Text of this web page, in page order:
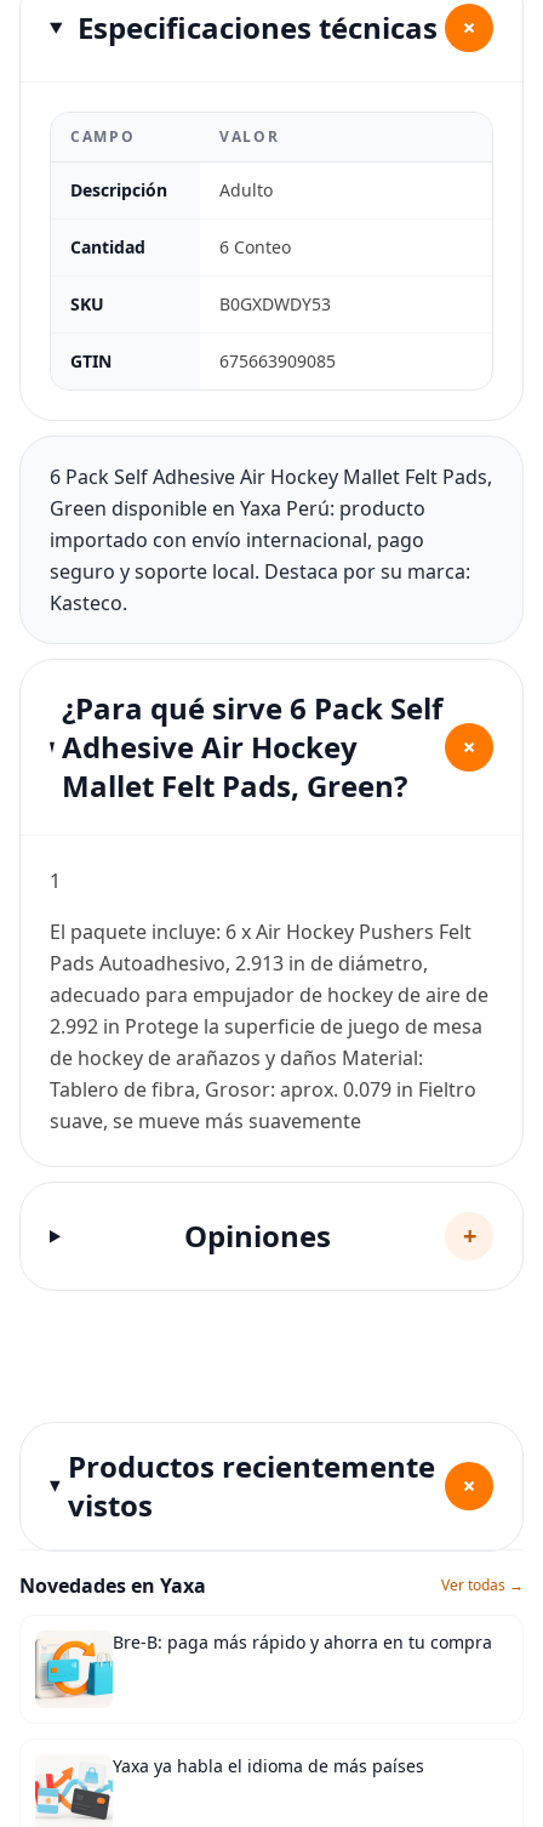
Especificaciones técnicas +
CAMPO VALOR
Descripción Adulto
Cantidad 6 Conteo
SKU B0GXDWDY53
GTIN 675663909085
6 Pack Self Adhesive Air Hockey Mallet Felt Pads,
Green disponible en Yaxa Perú: producto
importado con envío internacional, pago
seguro y soporte local. Destaca por su marca:
Kasteco.
¿Para qué sirve 6 Pack Self
Adhesive Air Hockey
Mallet Felt Pads, Green?
+
1
El paquete incluye: 6 x Air Hockey Pushers Felt
Pads Autoadhesivo, 2.913 in de diámetro,
adecuado para empujador de hockey de aire de
2.992 in Protege la superficie de juego de mesa
de hockey de arañazos y daños Material:
Tablero de fibra, Grosor: aprox. 0.079 in Fieltro
suave, se mueve más suavemente
Opiniones +
Productos recientemente
vistos
+
Novedades en Yaxa Ver todas →
Bre-B: paga más rápido y ahorra en tu compra
Yaxa ya habla el idioma de más países